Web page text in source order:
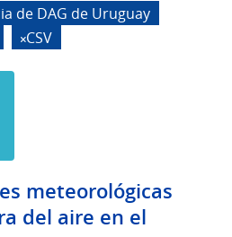
de DAG de Uruguay
CSV
meteorológicas
del aire en el